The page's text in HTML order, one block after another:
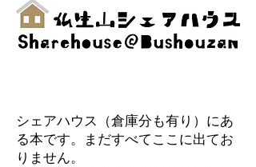
シェアハウス（倉庫分も有り）にあ
る本です。まだすべてここに出てお
りません。